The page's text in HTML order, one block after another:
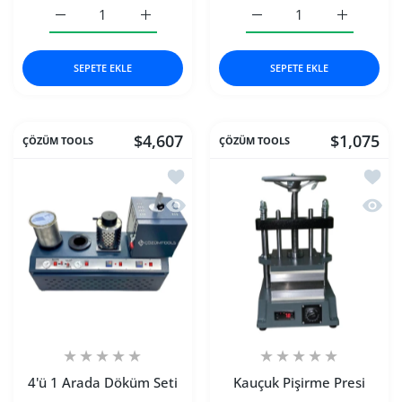
Döküm Fırını Default Title için adedi artırın
Döküm Fırını Default Title için adedi artırın
SEPETE EKLE
2&#39;li
2&#39;li Döküm Seti
SEPETE EKLE
ÇÖZÜM TOOLS $4,607
İstek listesine ekle 4'ü 1 Arada Döküm
Hızlı Görünüm 4'ü 1 Arada Döküm
4'ü 1 Arada Döküm Seti
ÇÖZÜM TOOLS $1,075
İstek
Hızlı
Kauçuk Pişirme Presi